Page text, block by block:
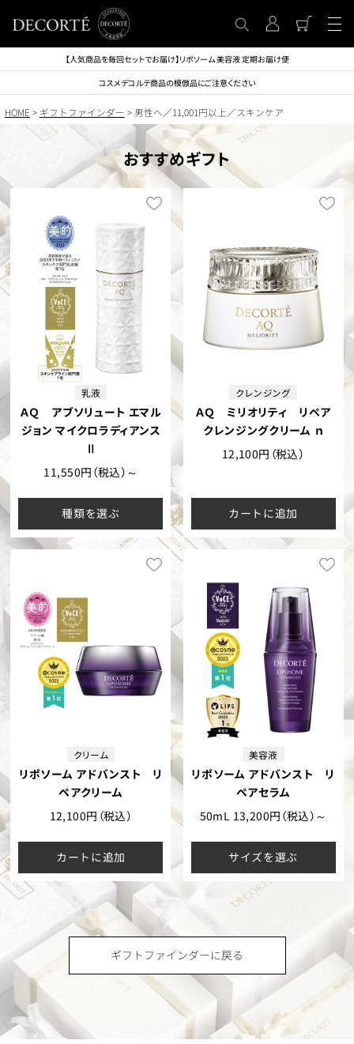
【人気商品を毎回セットでお届け】リポソーム 美容液 定期お届け便
コスメデコルテ商品の模倣品にご注意ください
HOME > ギフトファインダー > 男性へ／11,001円以上／スキンケア
おすすめギフト
乳液
ＡＱ アブソリュート エマル
ジョン マイクロラディアンス
Ⅱ
11,550円（税込）～
種類を選ぶ
クレンジング
ＡＱ ミリオリティ リペア
クレンジングクリーム ｎ
12,100円（税込）
カートに追加
クリーム
リポソーム アドバンスト リ
ペアクリーム
12,100円（税込）
カートに追加
美容液
リポソーム アドバンスト リ
ペアセラム
50mL 13,200円（税込）～
サイズを選ぶ
ギフトファインダーに戻る